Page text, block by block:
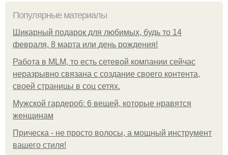
Популярные материалы
Шикарный подарок для любимых, будь то 14
февраля, 8 марта или день рождения!
Работа в MLM, то есть сетевой компании сейчас
неразрывно связана с создание своего контента,
своей страницы в соц сетях.
Мужской гардероб: 6 вещей, которые нравятся
женщинам
Прическа - не просто волосы, а мощный инструмент
вашего стиля!